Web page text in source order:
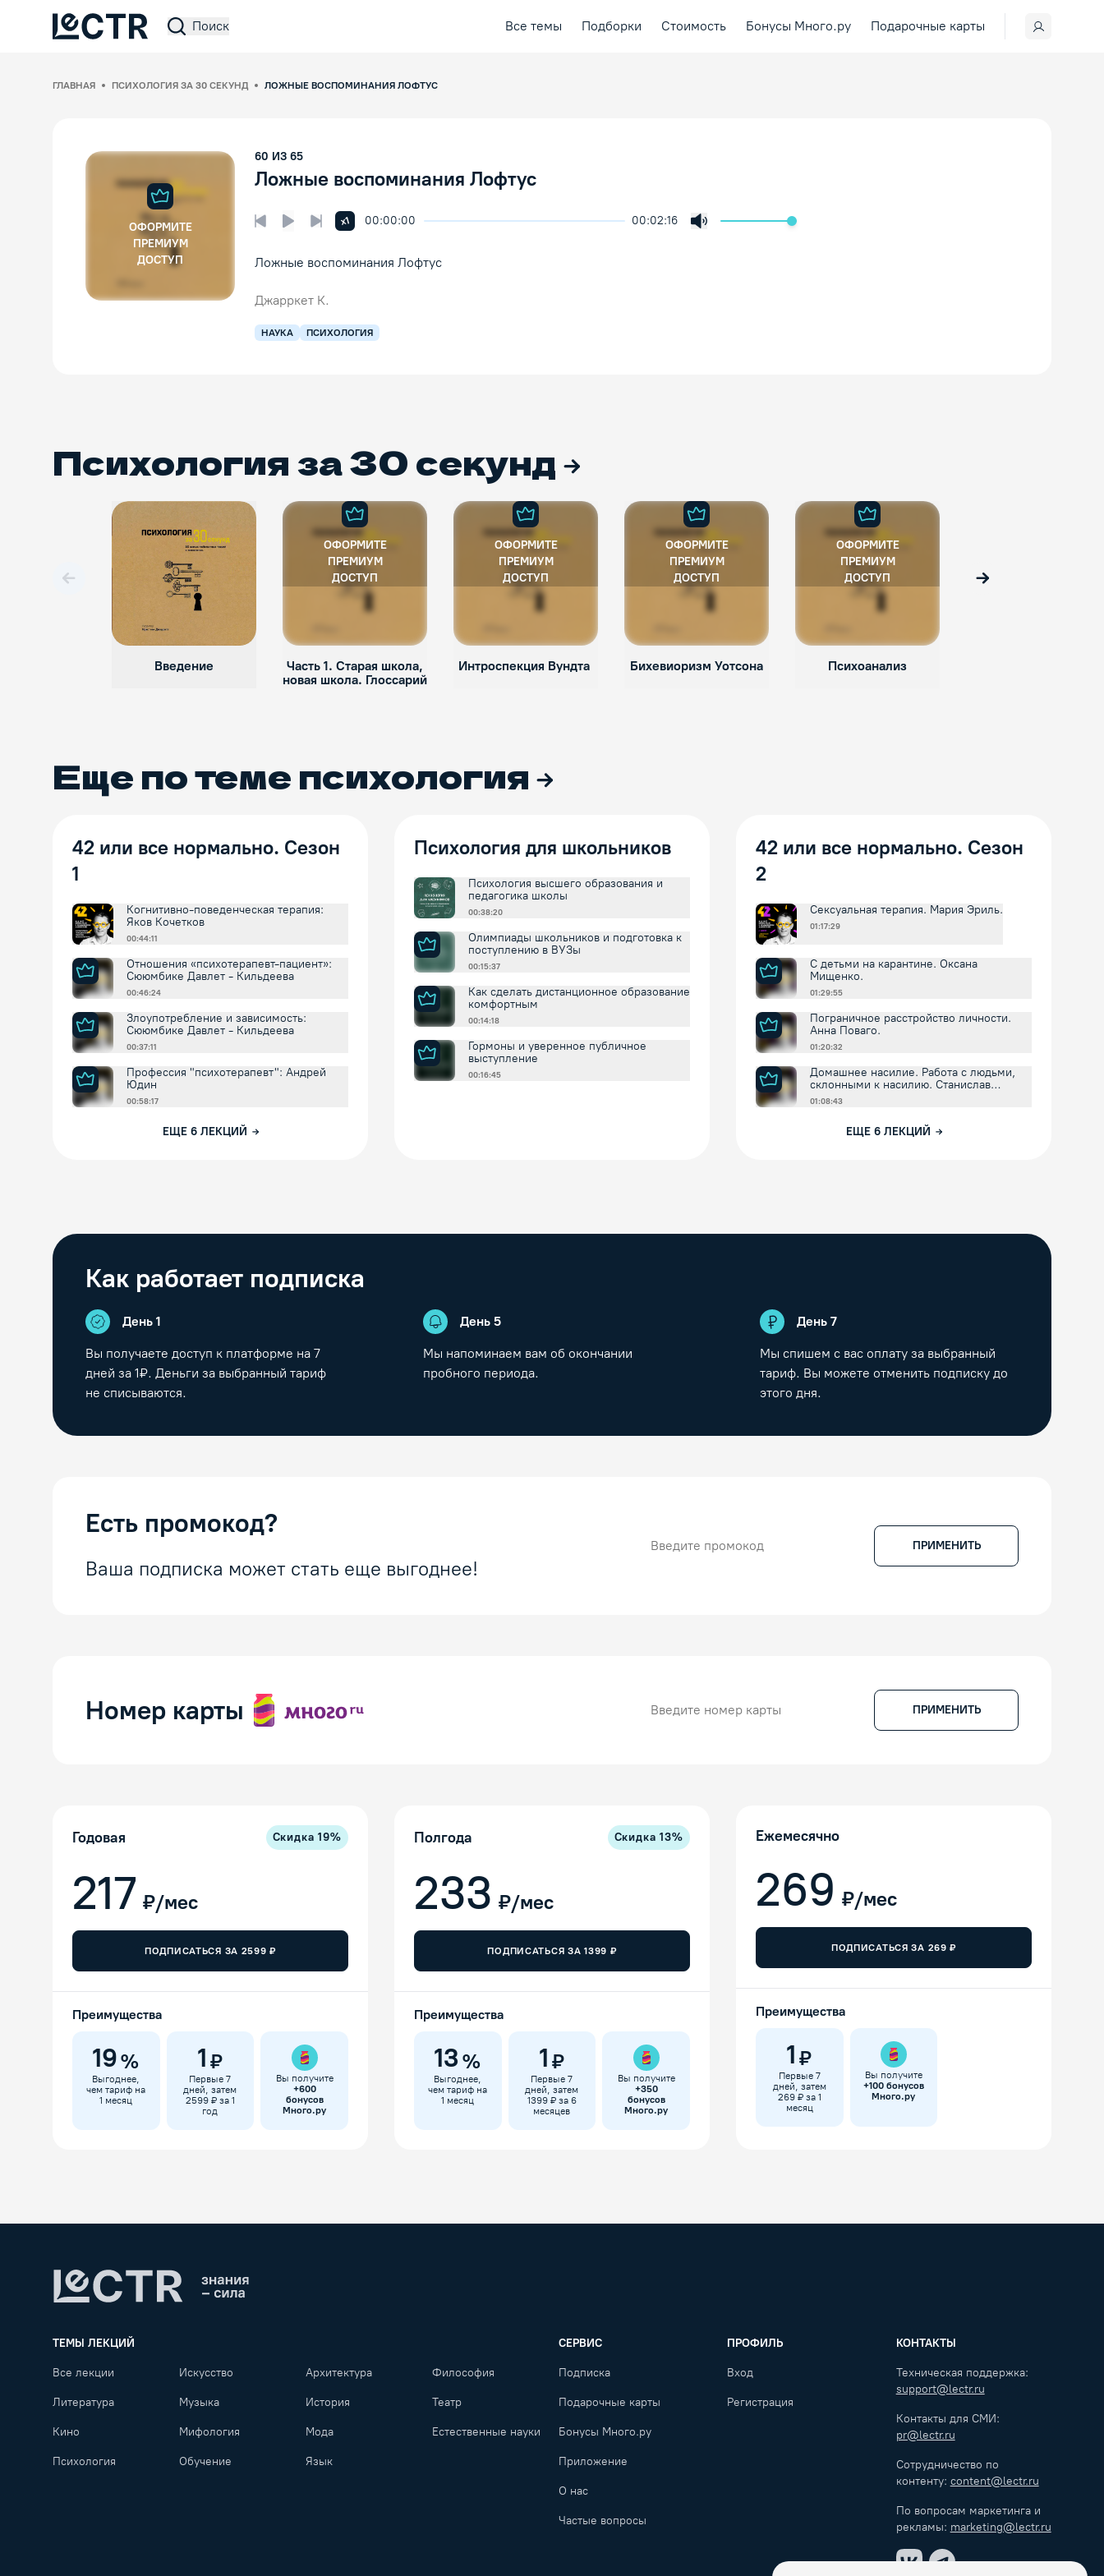
Поиск Все темы Подборки Стоимость Бонусы Много.ру Подарочные карты
ГЛАВНАЯ ПСИХОЛОГИЯ ЗА 30 СЕКУНД ЛОЖНЫЕ ВОСПОМИНАНИЯ ЛОФТУС
ОФОРМИТЕ
ПРЕМИУМ
ДОСТУП
60 ИЗ 65
Ложные воспоминания Лофтус
00:00:00 00:02:16
Предыдущая лекцияСледующая лекция
x1Увеличить скорость воспроизведения
Ложные воспоминания Лофтус
Джарркет К.
НАУКА ПСИХОЛОГИЯ
Психология за 30 секунд
Вперед
Введение
ОФОРМИТЕ
ПРЕМИУМ
ДОСТУП
Часть 1. Старая школа,
новая школа. Глоссарий
ОФОРМИТЕ
ПРЕМИУМ
ДОСТУП
Интроспекция Вундта
ОФОРМИТЕ
ПРЕМИУМ
ДОСТУП
Бихевиоризм Уотсона
ОФОРМИТЕ
ПРЕМИУМ
ДОСТУП
Психоанализ
Вперед
Еще по темепсихология
42 или все нормально. Сезон
1
Когнитивно-поведенческая терапия:
Яков Кочетков
00:44:11
Отношения «психотерапевт-пациент»:
Сююмбике Давлет - Кильдеева
00:46:24
Злоупотребление и зависимость:
Сююмбике Давлет - Кильдеева
00:37:11
Профессия "психотерапевт": Андрей
Юдин
00:58:17
ЕЩЕ 6 ЛЕКЦИЙ
Психология для школьников
Психология высшего образования и
педагогика школы
00:38:20
Олимпиады школьников и подготовка к
поступлению в ВУЗы
00:15:37
Как сделать дистанционное образование
комфортным
00:14:18
Гормоны и уверенное публичное
выступление
00:16:45
42 или все нормально. Сезон
2
Сексуальная терапия. Мария Эриль.
01:17:29
С детьми на карантине. Оксана
Мищенко.
01:29:55
Пограничное расстройство личности.
Анна Поваго.
01:20:32
Домашнее насилие. Работа с людьми,
склонными к насилию. Станислав
Хоцкий.
01:08:43
ЕЩЕ 6 ЛЕКЦИЙ
Как работает подписка
День 1
Вы получаете доступ к платформе на 7
дней за 1₽. Деньги за выбранный тариф
не списываются.
День 5
Мы напоминаем вам об окончании
пробного периода.
День7
Мы спишем с вас оплату за выбранный
тариф. Вы можете отменить подписку до
этого дня.
Есть промокод?
Ваша подписка может стать еще выгоднее!
ПРИМЕНИТЬ
Номер карты ПРИМЕНИТЬ
Годовая Скидка19%
217 ₽/мес
ПОДПИСАТЬСЯ ЗА 2599 ₽
Преимущества
19%
Выгоднее,
чем тариф на
1 месяц
1 ₽
Первые 7
дней, затем
2599 ₽ за 1
год
Вы получите
+600
бонусов
Много.ру
Полгода Скидка13%
233 ₽/мес
ПОДПИСАТЬСЯ ЗА1399 ₽
Преимущества
13 %
Выгоднее,
чем тариф на
1 месяц
1 ₽
Первые 7
дней, затем
1399 ₽ за 6
месяцев
Вы получите
+350
бонусов
Много.ру
Ежемесячно
269 ₽/мес
ПОДПИСАТЬСЯ ЗА 269 ₽
Преимущества
1 ₽
Первые 7
дней, затем
269 ₽ за 1
месяц
Вы получите
+100бонусов
Много.ру
ТЕМЫ ЛЕКЦИЙ
Все лекции Искусство Архитектура Философия
Литература Музыка История Театр
Кино Мифология Мода Естественные науки
Психология Обучение Язык
СЕРВИС
Подписка
Подарочные карты
Бонусы Много.ру
Приложение
О нас
Частые вопросы
ПРОФИЛЬ
Вход
Регистрация
КОНТАКТЫ
Техническая поддержка:
support@lectr.ru
Контакты для СМИ:
pr@lectr.ru
Сотрудничество по
контенту: content@lectr.ru
По вопросам маркетинга и
рекламы: marketing@lectr.ru
VK Telegram